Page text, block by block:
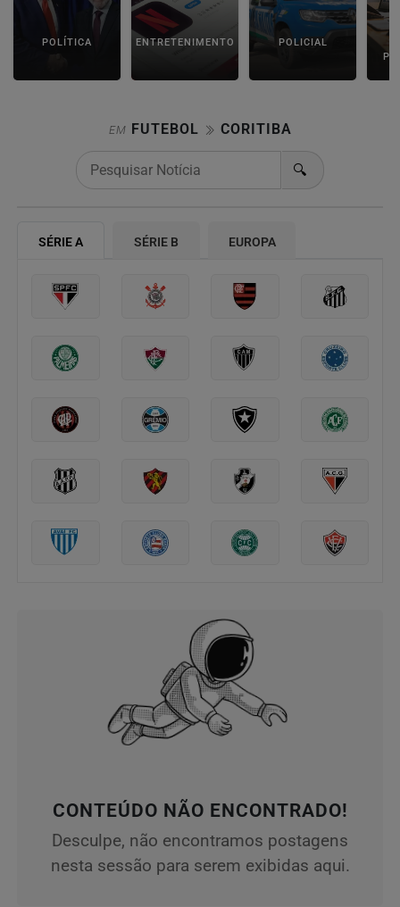
POLÍTICA ENTRETENIMENTO POLICIAL
EM FUTEBOL CORITIBA
🔍
SÉRIE A SÉRIE B EUROPA
CONTEÚDO NÃO ENCONTRADO!
Desculpe, não encontramos postagens
nesta sessão para serem exibidas aqui.